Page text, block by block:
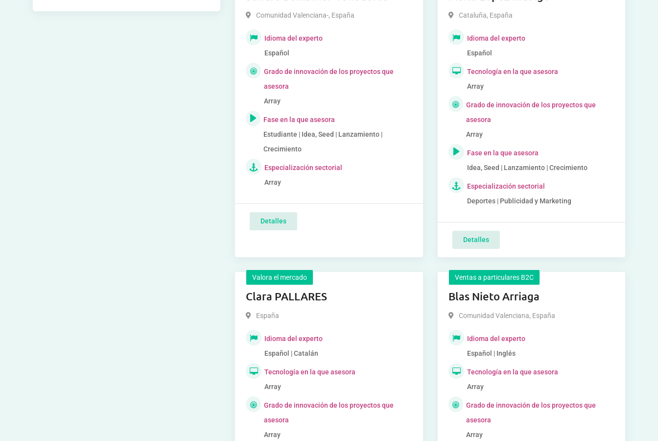
Comunidad Valenciana-, España
Idioma del experto
Español
Grado de innovación de los proyectos que
asesora
Array
Fase en la que asesora
Estudiante | Idea, Seed | Lanzamiento |
Crecimiento
Especialización sectorial
Array
Detalles
Cataluña, España
Idioma del experto
Español
Tecnología en la que asesora
Array
Grado de innovación de los proyectos que
asesora
Array
Fase en la que asesora
Idea, Seed | Lanzamiento | Crecimiento
Especialización sectorial
Deportes | Publicidad y Marketing
Detalles
Valora el mercado
Clara PALLARES
España
Idioma del experto
Español | Catalán
Tecnología en la que asesora
Array
Grado de innovación de los proyectos que
asesora
Array
Ventas a particulares B2C
Blas Nieto Arriaga
Comunidad Valenciana, España
Idioma del experto
Español | Inglés
Tecnología en la que asesora
Array
Grado de innovación de los proyectos que
asesora
Array